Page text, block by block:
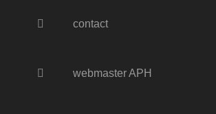
contact
webmaster APH